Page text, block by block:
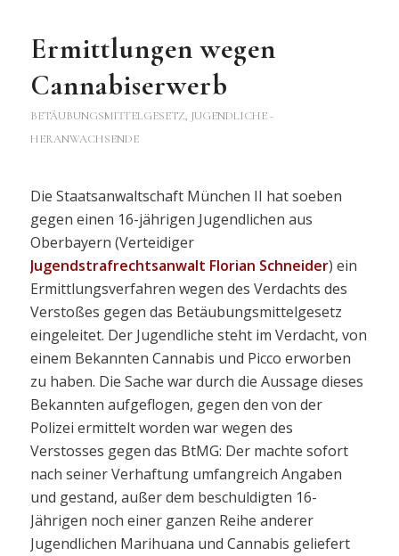
Ermittlungen wegen
Cannabiserwerb
BETÄUBUNGSMITTELGESETZ, JUGENDLICHE -
HERANWACHSENDE
Die Staatsanwaltschaft München II hat soeben
gegen einen 16-jährigen Jugendlichen aus
Oberbayern (Verteidiger
Jugendstrafrechtsanwalt Florian Schneider) ein
Ermittlungsverfahren wegen des Verdachts des
Verstoßes gegen das Betäubungsmittelgesetz
eingeleitet. Der Jugendliche steht im Verdacht, von
einem Bekannten Cannabis und Picco erworben
zu haben. Die Sache war durch die Aussage dieses
Bekannten aufgeflogen, gegen den von der
Polizei ermittelt worden war wegen des
Verstosses gegen das BtMG: Der machte sofort
nach seiner Verhaftung umfangreich Angaben
und gestand, außer dem beschuldigten 16-
Jährigen noch einer ganzen Reihe anderer
Jugendlichen Marihuana und Cannabis geliefert